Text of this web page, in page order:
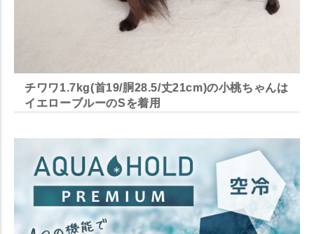
チワワ1.7kg(首19/胴28.5/丈21cm)の小桃ちゃんは
イエローブルーのSを着用